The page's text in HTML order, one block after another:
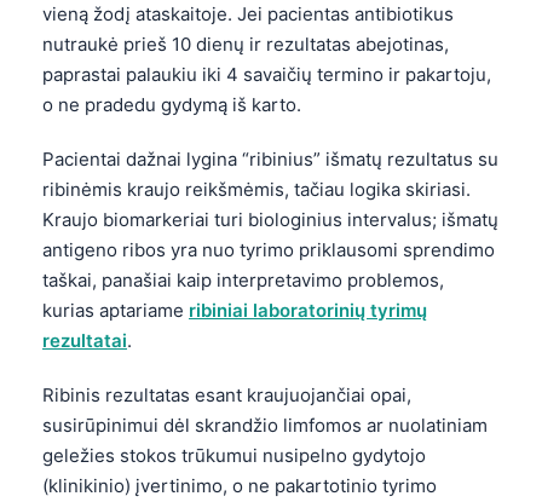
vieną žodį ataskaitoje. Jei pacientas antibiotikus
nutraukė prieš 10 dienų ir rezultatas abejotinas,
paprastai palaukiu iki 4 savaičių termino ir pakartoju,
o ne pradedu gydymą iš karto.
Pacientai dažnai lygina “ribinius” išmatų rezultatus su
ribinėmis kraujo reikšmėmis, tačiau logika skiriasi.
Kraujo biomarkeriai turi biologinius intervalus; išmatų
antigeno ribos yra nuo tyrimo priklausomi sprendimo
taškai, panašiai kaip interpretavimo problemos,
kurias aptariame ribiniai laboratorinių tyrimų
rezultatai.
Ribinis rezultatas esant kraujuojančiai opai,
susirūpinimui dėl skrandžio limfomos ar nuolatiniam
geležies stokos trūkumui nusipelno gydytojo
(klinikinio) įvertinimo, o ne pakartotinio tyrimo